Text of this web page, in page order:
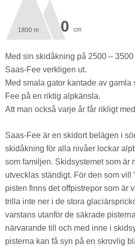
1800 m 0 cm
Med sin skidåkning på 2500 –
Saas-Fee verkligen ut.
Med smala gator kantade av
Fee på en riktig alpkänsla.
Att man också varje år får rikligt
Saas-Fee är en skidort belägen i
skidåkning för alla nivåer lockar
som familjen. Skidsystemet som är
utvecklas ständigt. För den som vill
pisten finns det offpistrepor som är
trilla inte ner i de stora
varstans utanför de säkrade
närvarande till och med inne i
pisterna kan få syn på en skrovlig